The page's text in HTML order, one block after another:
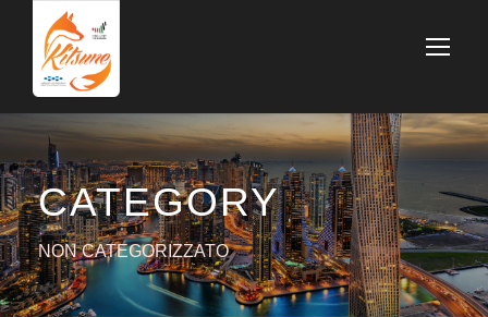
CATEGORY
NON CATEGORIZZATO